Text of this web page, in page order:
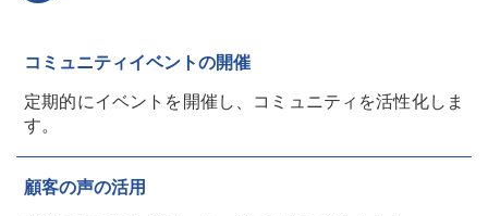
コミュニティイベントの開催
定期的にイベントを開催し、コミュニティを活性化しま
す。
顧客の声の活用